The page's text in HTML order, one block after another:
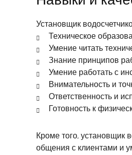
Установщик
Техническое
Умение читать
Знание принципов
Умение работать с
Внимательность и
Ответственность и
Готовность к
Кроме того, установщик
общения с клиентами и